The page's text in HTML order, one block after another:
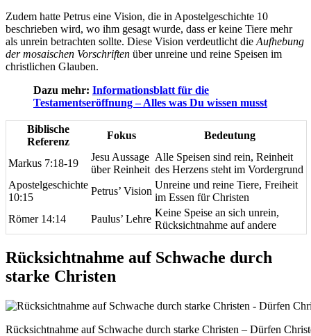
Zudem hatte Petrus eine Vision, die in Apostelgeschichte 10
beschrieben wird, wo ihm gesagt wurde, dass er keine Tiere mehr
als unrein betrachten sollte. Diese Vision verdeutlicht die Aufhebung
der mosaischen Vorschriften über unreine und reine Speisen im
christlichen Glauben.
Dazu mehr: Informationsblatt für die
Testamentseröffnung – Alles was Du wissen musst
Biblische
Referenz
Fokus Bedeutung
Markus 7:18-19
Jesu Aussage
über Reinheit
Alle Speisen sind rein, Reinheit
des Herzens steht im Vordergrund
Apostelgeschichte
10:15
Petrus’ Vision
Unreine und reine Tiere, Freiheit
im Essen für Christen
Römer 14:14
Paulus’ Lehre
Keine Speise an sich unrein,
Rücksichtnahme auf andere
Rücksichtnahme auf Schwache durch
starke Christen
Rücksichtnahme auf Schwache durch starke Christen – Dürfen